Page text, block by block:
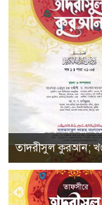
তাদরীসুল কুরআন;